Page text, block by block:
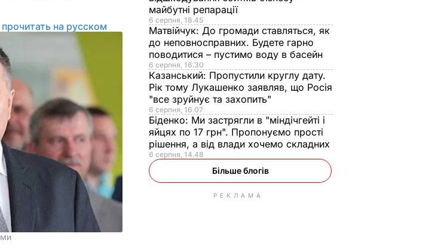
на русском
майбутні репарації
6 серпня, 18.45
Матвійчук: До громади ставляться, як
до неповносправних. Будете гарно
поводитися – пустимо воду в басейн
6 серпня, 16.30
Казанський: Пропустили круглу дату.
Рік тому Лукашенко заявляв, що Росія
"все зруйнує та захопить"
6 серпня, 16.07
Біденко: Ми застрягли в "міндічгейті і
яйцях по 17 грн". Пропонуємо прості
рішення, а від влади хочемо складних
6 серпня, 14.48
Більше блогів
РЕКЛАМА